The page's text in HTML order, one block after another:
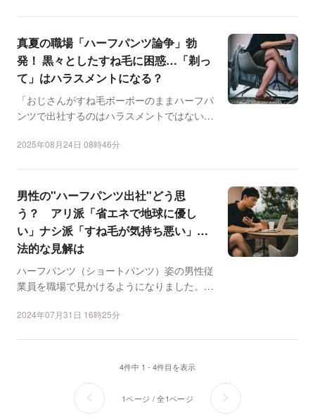
真夏の職場「ハーフパンツ論争」勃
発！ 黒々としたすね毛に困惑…「剃っ
て」はハラスメントになる？
「おじさんがすね毛ボーボーのままハーフパ
ンツで出社するのはハラスメントではないで
2025年08月24日 08時46分
男性の"ハーフパンツ出社"どう思
う？ アリ派「省エネで地球に優し
い」ナシ派「すね毛が気持ち悪い」…
法的な見解は
ハーフパンツ（ショートパンツ）姿の男性従
業員を職場で見かけるようになりました。そ
2024年07月31日 16時25分
4件中 1 - 4件目を表示
1ページ / 全1ページ